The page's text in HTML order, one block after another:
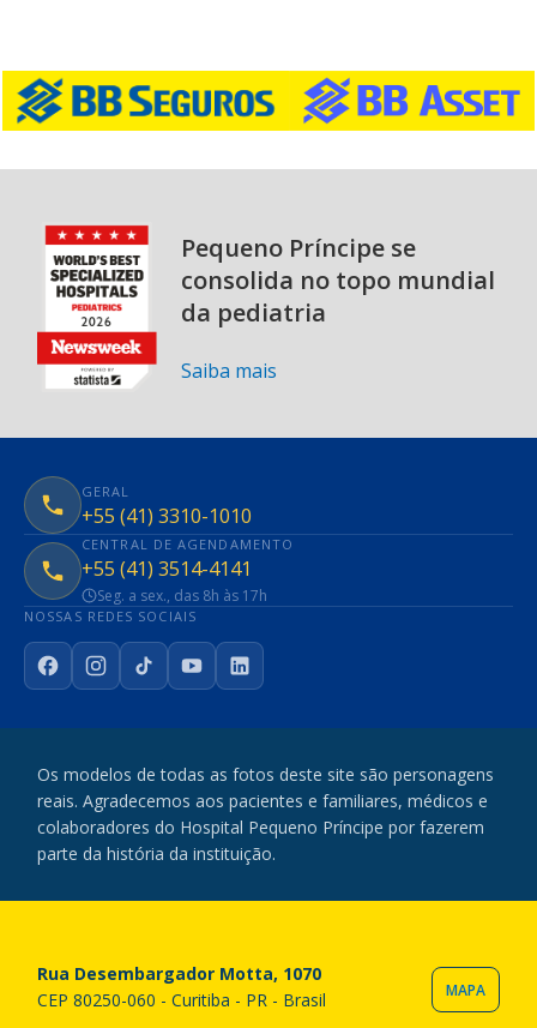
Pequeno Príncipe se
consolida no topo mundial
da pediatria
Saiba mais
GERAL
+55 (41) 3310-1010
CENTRAL DE AGENDAMENTO
+55 (41) 3514-4141
Seg. a sex., das 8h às 17h
NOSSAS REDES SOCIAIS
FacebookInstagram
TikTokYouTubeLinkedIn
Os modelos de todas as fotos deste site são personagens
reais. Agradecemos aos pacientes e familiares, médicos e
colaboradores do Hospital Pequeno Príncipe por fazerem
parte da história da instituição.
Rua Desembargador Motta, 1070
CEP 80250-060 - Curitiba - PR - Brasil
MAPA